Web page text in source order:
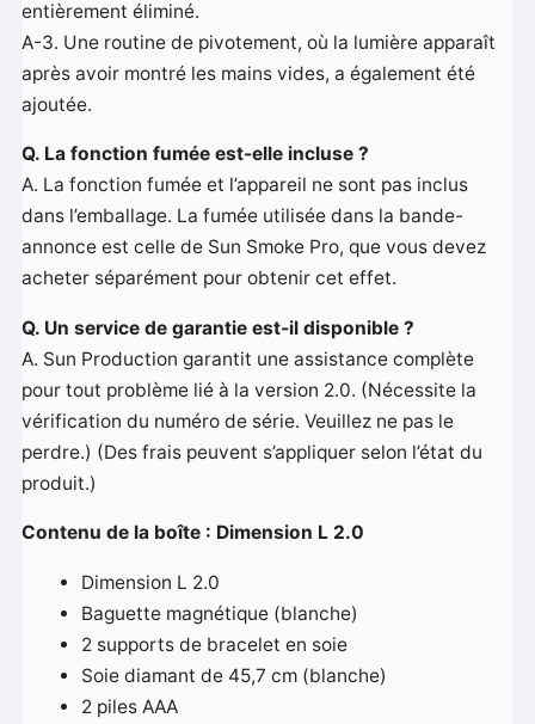
entièrement éliminé.
A-3. Une routine de pivotement, où la lumière apparaît
après avoir montré les mains vides, a également été
ajoutée.
Q. La fonction fumée est-elle incluse ?
A. La fonction fumée et l’appareil ne sont pas inclus
dans l’emballage. La fumée utilisée dans la bande-
annonce est celle de Sun Smoke Pro, que vous devez
acheter séparément pour obtenir cet effet.
Q. Un service de garantie est-il disponible ?
A. Sun Production garantit une assistance complète
pour tout problème lié à la version 2.0. (Nécessite la
vérification du numéro de série. Veuillez ne pas le
perdre.) (Des frais peuvent s’appliquer selon l’état du
produit.)
Contenu de la boîte : Dimension L 2.0
Dimension L 2.0
Baguette magnétique (blanche)
2 supports de bracelet en soie
Soie diamant de 45,7 cm (blanche)
2 piles AAA